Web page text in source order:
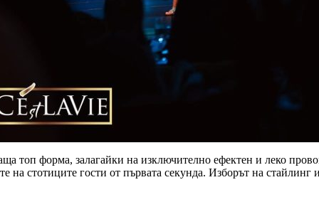
топ форма, залагайки на изключително ефектен и леко
на стотиците гости от първата секунда. Изборът на